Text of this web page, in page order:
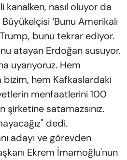
nasıl oluyor da
‘Bunu Amerikalı
bunu tekrar ediyor.
atayan Erdoğan susuyor.
uyarıyoruz. Hem
bizim, hem Kafkaslardaki
menfaatlerini 100
şirketine satamazsınız.
dedi.
adayı ve görevden
Ekrem İmamoğlu'nun